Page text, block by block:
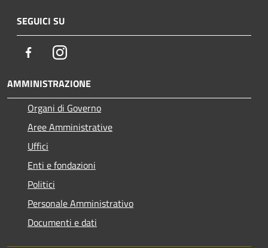
SEGUICI SU
FacebookInstagram
AMMINISTRAZIONE
Organi di Governo
Aree Amministrative
Uffici
Enti e fondazioni
Politici
Personale Amministrativo
Documenti e dati